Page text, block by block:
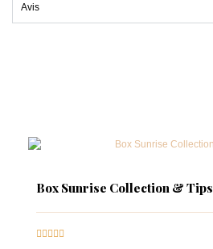
Avis
Box Sunrise Collection & Tips
